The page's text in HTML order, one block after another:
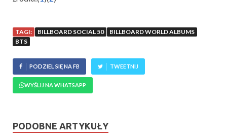
TAGI: BILLBOARD SOCIAL 50
BILLBOARD WORLD ALBUMS
BTS
PODZIEL SIĘ NA FB TWEETNIJ
WYŚLIJ NA WHATSAPP
PODOBNE ARTYKUŁY